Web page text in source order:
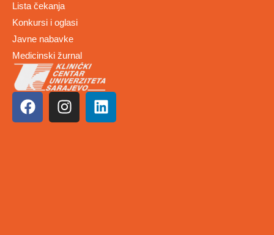
Lista čekanja
Konkursi i oglasi
Javne nabavke
Medicinski žurnal